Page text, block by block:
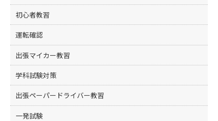
初心者教習
運転確認
出張マイカー教習
学科試験対策
出張ペーパードライバー教習
一発試験